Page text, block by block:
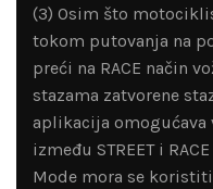
(3) Osim što
tokom putovanja na
preći na RACE način
stazama zatvorene
aplikacija omogućava
između STREET i
Mode mora se koristiti